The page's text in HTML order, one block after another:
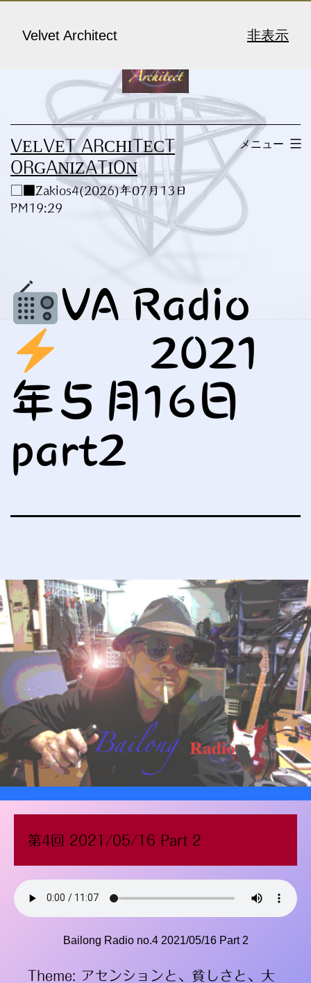
へ
ス
キ
ッ
VELVET ARCHITECT
ORGANIZATION
□■Zakios4(2026)年07月13日
PM19:29
メニュー
VA Radio
2021
年５月16日
part2
第4回 2021/05/16 Part 2
Bailong Radio no.4 2021/05/16 Part 2
Theme: アセンションと、貧しさと、大
Velvet Architect 非表示